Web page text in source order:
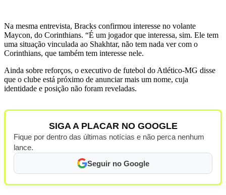
Na mesma entrevista, Bracks confirmou interesse no volante
Maycon, do Corinthians. “É um jogador que interessa, sim. Ele tem
uma situação vinculada ao Shakhtar, não tem nada ver com o
Corinthians, que também tem interesse nele.
Ainda sobre reforços, o executivo de futebol do Atlético-MG disse
que o clube está próximo de anunciar mais um nome, cuja
identidade e posição não foram reveladas.
SIGA A PLACAR NO GOOGLE
Fique por dentro das últimas notícias e não perca nenhum
lance.
Seguir no Google